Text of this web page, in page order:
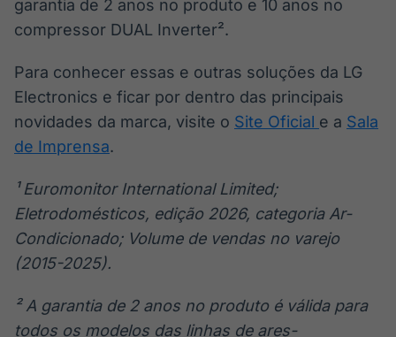
garantia de 2 anos no produto e 10 anos no
compressor DUAL Inverter².
Para conhecer essas e outras soluções da LG
Electronics e ficar por dentro das principais
novidades da marca, visite o Site Oficial e a Sala
de Imprensa.
¹ Euromonitor International Limited;
Eletrodomésticos, edição 2026, categoria Ar-
Condicionado; Volume de vendas no varejo
(2015-2025).
² A garantia de 2 anos no produto é válida para
todos os modelos das linhas de ares-